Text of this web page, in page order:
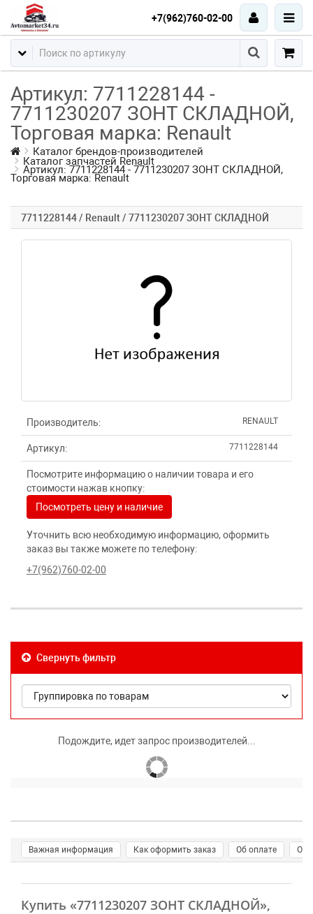
+7(962)760-02-00
Артикул: 7711228144 -
7711230207 ЗОНТ СКЛАДНОЙ,
Торговая марка: Renault
Каталог брендов-производителей
Каталог запчастей Renault
Артикул: 7711228144 - 7711230207 ЗОНТ СКЛАДНОЙ,
Торговая марка: Renault
7711228144 / Renault / 7711230207 ЗОНТ СКЛАДНОЙ
Производитель: RENAULT
Артикул: 7711228144
Посмотрите информацию о наличии товара и его
стоимости нажав кнопку:
Посмотреть цену и наличие
Уточнить всю необходимую информацию, оформить
заказ вы также можете по телефону:
+7(962)760-02-00
Свернуть фильтр
Подождите, идет запрос производителей...
Важная информация Как оформить заказ Об оплате О
Купить «7711230207 ЗОНТ СКЛАДНОЙ»,